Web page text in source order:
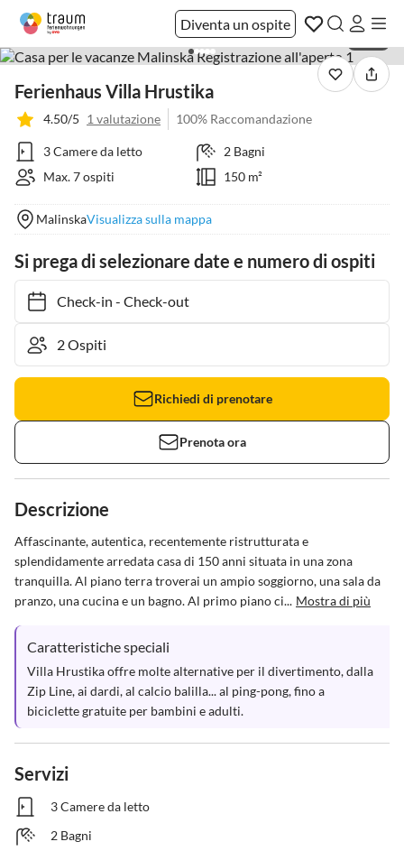
Diventa un ospite
Ferienhaus Villa Hrustika
4.50/5 1 valutazione 100% Raccomandazione
3 Camere da letto
2 Bagni
Max. 7 ospiti
150 m²
MalinskaVisualizza sulla mappa
Si prega di selezionare date e numero di ospiti
Check-in- Check-out
Richiedi di prenotare
Prenota ora
Descrizione
Affascinante, autentica, recentemente ristrutturata e
splendidamente arredata casa di 150 anni situata in una zona
tranquilla. Al piano terra troverai un ampio soggiorno, una sala da
pranzo, una cucina e un bagno. Al primo piano ci... Mostra di più
Caratteristiche speciali
Villa Hrustika offre molte alternative per il divertimento, dalla
Zip Line, ai dardi, al calcio balilla... al ping-pong, fino a
biciclette gratuite per bambini e adulti.
Servizi
3 Camere da letto
2 Bagni